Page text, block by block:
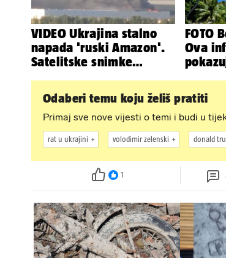
VIDEO Ukrajina stalno
napada 'ruski Amazon'.
Satelitske snimke
FOTO
Ova
Odaberi temu koju želiš pratiti
Primaj sve nove vijesti o temi i budi u
rat u ukrajini volodimir zelenski donald
1